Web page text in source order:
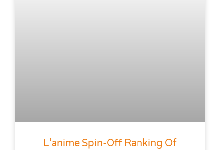
L’anime Spin-Off Ranking Of